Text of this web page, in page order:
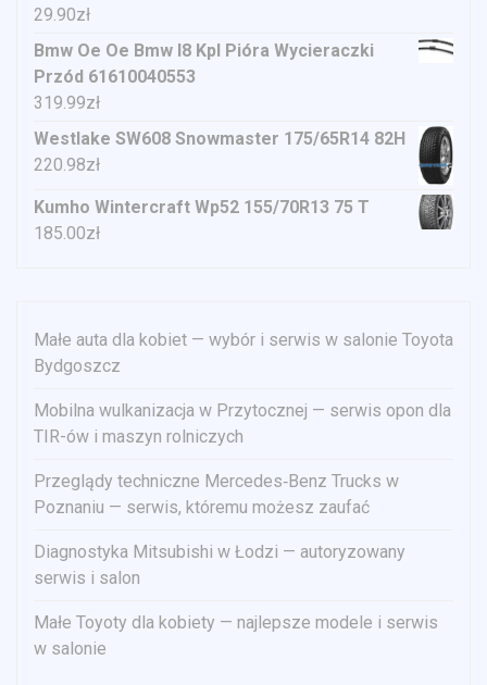
29.90zł
Bmw Oe Oe Bmw I8 Kpl Pióra Wycieraczki
Przód 61610040553
319.99zł
Westlake SW608 Snowmaster 175/65R14 82H
220.98zł
Kumho Wintercraft Wp52 155/70R13 75 T
185.00zł
Małe auta dla kobiet — wybór i serwis w salonie Toyota
Bydgoszcz
Mobilna wulkanizacja w Przytocznej — serwis opon dla
TIR-ów i maszyn rolniczych
Przeglądy techniczne Mercedes‑Benz Trucks w
Poznaniu — serwis, któremu możesz zaufać
Diagnostyka Mitsubishi w Łodzi — autoryzowany
serwis i salon
Małe Toyoty dla kobiety — najlepsze modele i serwis
w salonie